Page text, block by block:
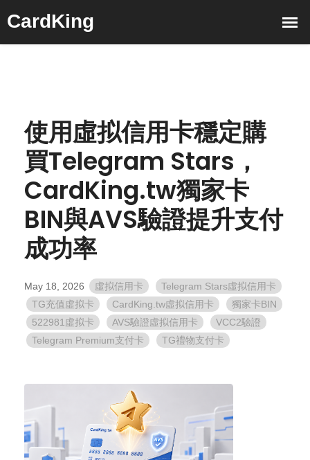
使用虛拟信用卡穩定購
買Telegram Stars，
CardKing.tw獨家卡
BIN與AVS驗證提升支付
成功率
May 18, 2026 虛拟信用卡
Telegram Stars虛拟信用卡
TG充值虛拟卡
CardKing.tw虛拟信用卡
獨家卡BIN
522981虛拟卡
AVS驗證虛拟信用卡
VCC2驗證
Telegram Premium支付卡
TG禮物支付卡